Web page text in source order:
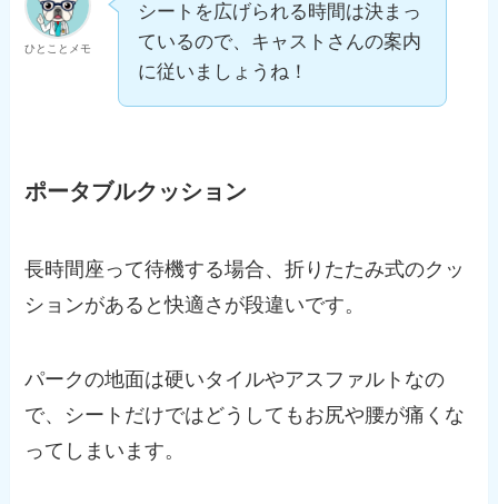
ひとことメモ
シートを広げられる時間は決まっ
ているので、キャストさんの案内
に従いましょうね！
ポータブルクッション
長時間座って待機する場合、折りたたみ式のクッ
ションがあると快適さが段違いです。
パークの地面は硬いタイルやアスファルトなの
で、シートだけではどうしてもお尻や腰が痛くな
ってしまいます。